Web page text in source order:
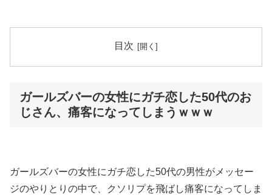
目次
ガールズバーの女性にガチ恋した50代のお
じさん、痛客になってしまうｗｗｗ
ガールズバーの女性にガチ恋した50代の男性がメッセー
ジのやりとりの中で、クソリプを飛ばし痛客になってしま